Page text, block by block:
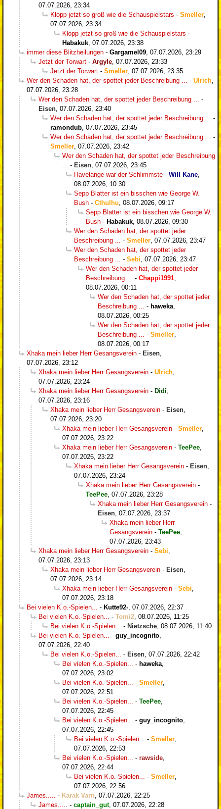
07.07.2026, 23:34
Klopp jetzt so groß wie die Schauspielstars - Smeller
07.07.2026, 23:34
Klopp jetzt so groß wie die Schauspielstars -
Habakuk 07.07.2026, 23:38
immer diese Blitzheilungen - Gargamel09 07.07.2026, 23:29
Jetzt der Torwart - Argyle 07.07.2026, 23:33
Jetzt der Torwart - Smeller 07.07.2026, 23:35
Wer den Schaden hat, der spottet jeder Beschreibung ...
- Ulrich
07.07.2026, 23:28
Wer den Schaden hat, der spottet jeder Beschreibung ...
-
Eisen 07.07.2026, 23:40
Wer den Schaden hat, der spottet jeder Beschreibung ...
-
ramondub 07.07.2026, 23:45
Wer den Schaden hat, der spottet jeder Beschreibung ...
-
Smeller 07.07.2026, 23:42
Wer den Schaden hat, der spottet jeder Beschreibung
- Eisen 07.07.2026, 23:45
Havelange war der Schlimmste - Will Kane
08.07.2026, 10:30
Sepp Blatter ist ein bisschen wie George W.
Bush - Cthulhu 08.07.2026, 09:17
Sepp Blatter ist ein bisschen wie George W.
Bush - Habakuk 08.07.2026, 09:30
Wer den Schaden hat, der spottet jeder
Beschreibung ...
- Smeller 07.07.2026, 23:47
Wer den Schaden hat, der spottet jeder
Beschreibung ...
- Sebi 07.07.2026, 23:47
Wer den Schaden hat, der spottet jeder
Beschreibung ...
- Chappi1991
08.07.2026, 00:11
Wer den Schaden hat, der spottet jeder
Beschreibung ...
- haweka
08.07.2026, 00:25
Wer den Schaden hat, der spottet jeder
Beschreibung ...
- Smeller
08.07.2026, 00:17
Xhaka mein lieber Herr Gesangsverein - Eisen
07.07.2026, 23:12
Xhaka mein lieber Herr Gesangsverein - Ulrich
07.07.2026, 23:24
Xhaka mein lieber Herr Gesangsverein - Didi
07.07.2026, 23:16
Xhaka mein lieber Herr Gesangsverein - Eisen
07.07.2026, 23:20
Xhaka mein lieber Herr Gesangsverein - Smeller
07.07.2026, 23:22
Xhaka mein lieber Herr Gesangsverein - TeePee
07.07.2026, 23:22
Xhaka mein lieber Herr Gesangsverein - Eisen
07.07.2026, 23:24
Xhaka mein lieber Herr Gesangsverein -
TeePee 07.07.2026, 23:28
Xhaka mein lieber Herr Gesangsverein -
Eisen 07.07.2026, 23:37
Xhaka mein lieber Herr
Gesangsverein - TeePee
07.07.2026, 23:43
Xhaka mein lieber Herr Gesangsverein - Sebi
07.07.2026, 23:13
Xhaka mein lieber Herr Gesangsverein - Eisen
07.07.2026, 23:14
Xhaka mein lieber Herr Gesangsverein - Sebi
07.07.2026, 23:18
Bei vielen K.o.-Spielen...
- Kutte92- 07.07.2026, 22:37
Bei vielen K.o.-Spielen...
- Tomi2 08.07.2026, 11:25
Bei vielen K.o.-Spielen...
- Nietzsche 08.07.2026, 11:40
Bei vielen K.o.-Spielen...
- guy_incognito
07.07.2026, 22:40
Bei vielen K.o.-Spielen...
- Eisen 07.07.2026, 22:42
Bei vielen K.o.-Spielen...
- haweka
07.07.2026, 23:02
Bei vielen K.o.-Spielen...
- Smeller
07.07.2026, 22:51
Bei vielen K.o.-Spielen...
- TeePee
07.07.2026, 22:45
Bei vielen K.o.-Spielen...
- guy_incognito
07.07.2026, 22:45
Bei vielen K.o.-Spielen...
- Smeller
07.07.2026, 22:53
Bei vielen K.o.-Spielen...
- rawside
07.07.2026, 22:44
Bei vielen K.o.-Spielen...
- Smeller
07.07.2026, 22:56
James.....
- Karak Varn 07.07.2026, 22:25
James.....
- captain_gut, 07.07.2026, 22:28